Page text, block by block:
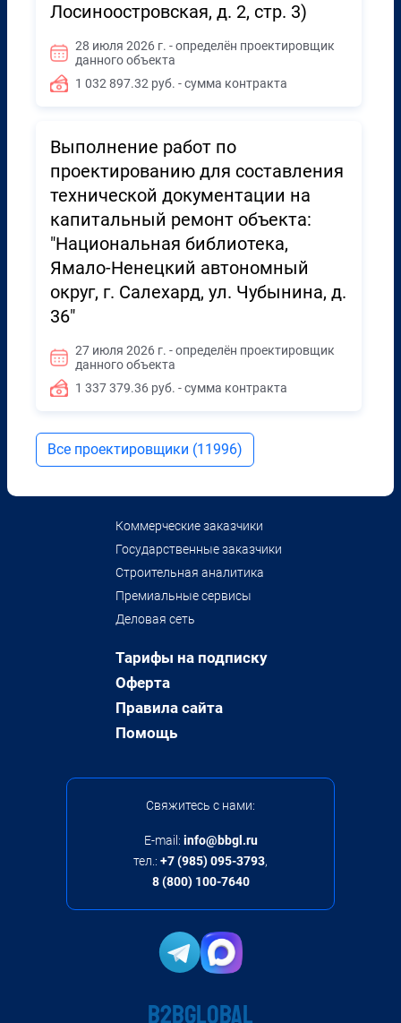
Лосиноостровская, д. 2, стр. 3)
28 июля 2026 г. - определён проектировщик
данного объекта
1 032 897.32 руб. - сумма контракта
Выполнение работ по
проектированию для составления
технической документации на
капитальный ремонт объекта:
"Национальная библиотека,
Ямало-Ненецкий автономный
округ, г. Салехард, ул. Чубынина, д.
36"
27 июля 2026 г. - определён проектировщик
данного объекта
1 337 379.36 руб. - сумма контракта
Все проектировщики (11996)
Коммерческие заказчики
Государственные заказчики
Строительная аналитика
Премиальные сервисы
Деловая сеть
Тарифы на подписку
Оферта
Правила сайта
Помощь
Свяжитесь с нами:
E-mail: info@bbgl.ru
тел.: +7 (985) 095-3793,
8 (800) 100-7640